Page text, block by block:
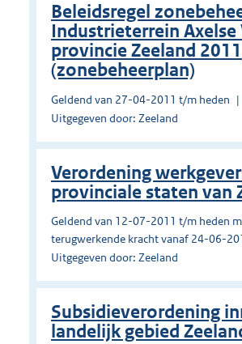
Beleidsregel
Industrieterrein Axelse
provincie Zeeland 2011
(zonebeheerplan)
Geldend van 27-04-2011 t/m heden
Uitgegeven door: Zeeland
Verordening
provinciale staten van
Geldend van 12-07-2011 t/m heden
terugwerkende kracht vanaf 24-06-
Uitgegeven door: Zeeland
Subsidieverordening
landelijk gebied